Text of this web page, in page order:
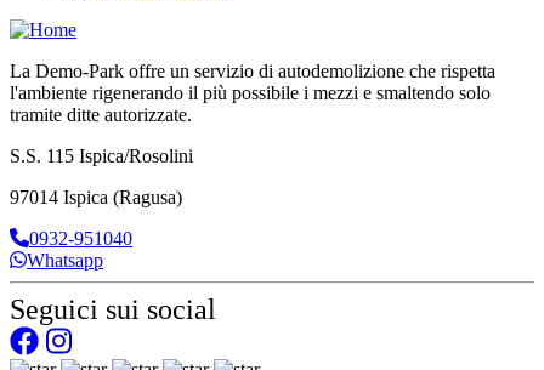
La Demo-Park offre un servizio di autodemolizione che rispetta
l'ambiente rigenerando il più possibile i mezzi e smaltendo solo
tramite ditte autorizzate.
S.S. 115 Ispica/Rosolini
97014 Ispica (Ragusa)
0932-951040
Whatsapp
Seguici sui social